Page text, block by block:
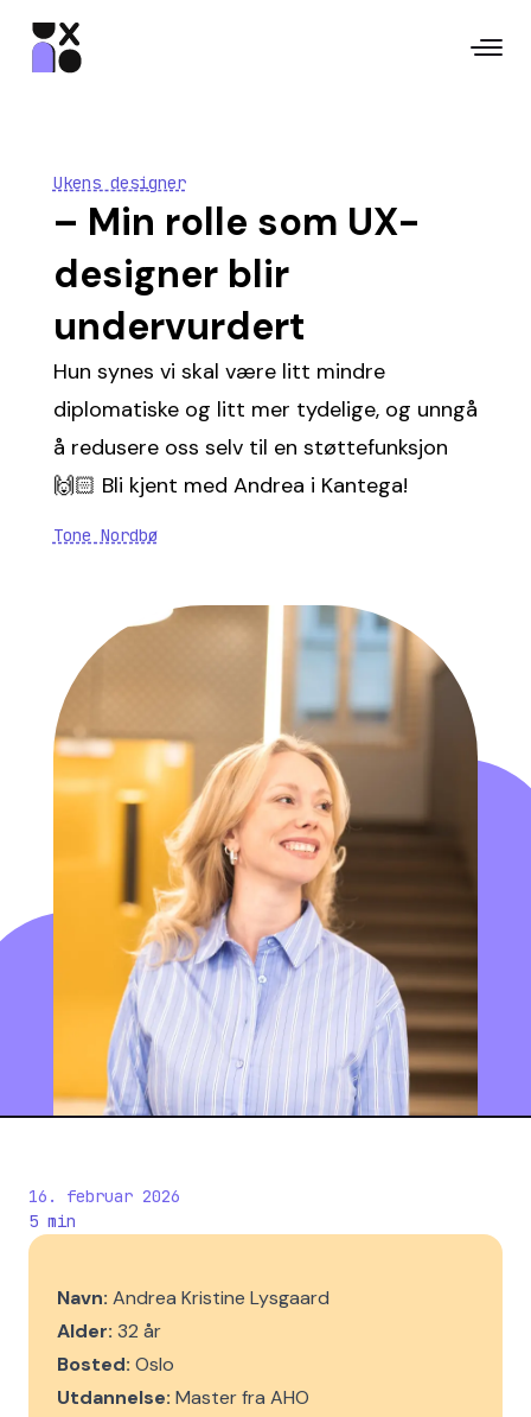
Ukens designer
– Min rolle som UX-
designer blir
undervurdert
Hun synes vi skal være litt mindre
diplomatiske og litt mer tydelige, og unngå
å redusere oss selv til en støttefunksjon
🙌🏻 Bli kjent med Andrea i Kantega!
Tone Nordbø
16. februar 2026
5 min
Navn: Andrea Kristine Lysgaard
Alder: 32 år
Bosted: Oslo
Utdannelse: Master fra AHO